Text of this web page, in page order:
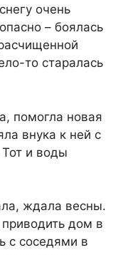
очень
– боялась
то старалась
помогла новая
внука к ней с
и воды
ждала весны.
дом в
с соседями в